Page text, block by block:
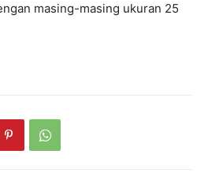
masing-masing ukuran 25